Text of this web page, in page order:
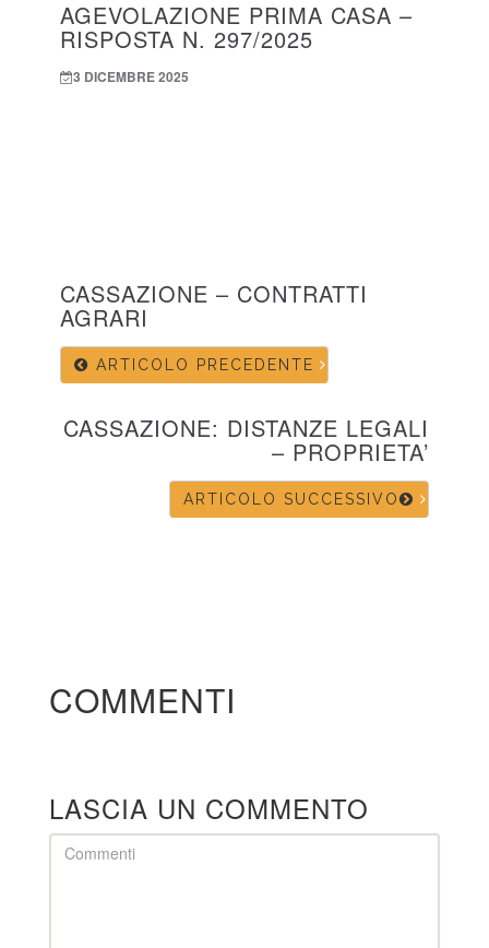
AGEVOLAZIONE PRIMA CASA –
RISPOSTA N. 297/2025
3 DICEMBRE 2025
CASSAZIONE – CONTRATTI
AGRARI
ARTICOLO PRECEDENTE
CASSAZIONE: DISTANZE LEGALI
– PROPRIETA’
ARTICOLO SUCCESSIVO
COMMENTI
LASCIA UN COMMENTO
Comment